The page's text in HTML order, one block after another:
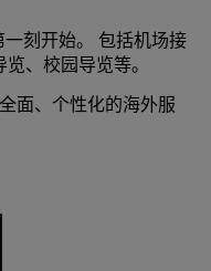
刻开始。 包括机场接
、校园导览等。
面、个性化的海外服